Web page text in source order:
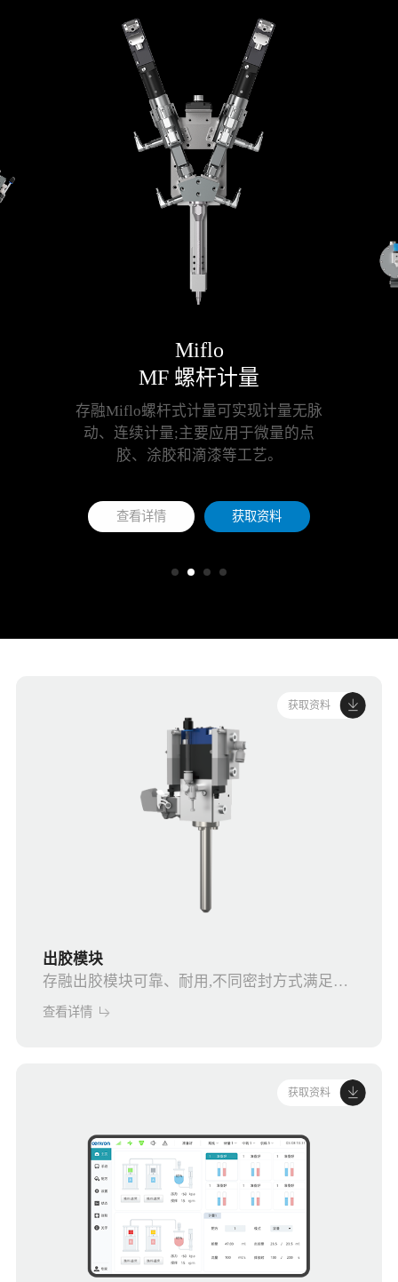
Miflo
MF 螺杆计量
存融Miflo螺杆式计量可实现计量无脉
动、连续计量;主要应用于微量的点
胶、涂胶和滴漆等工艺。
查看详情 获取资料
出胶模块
存融出胶模块可靠、耐用,不同密封方式满足您
不同需求的涂胶应用。
查看详情
获取资料
获取资料